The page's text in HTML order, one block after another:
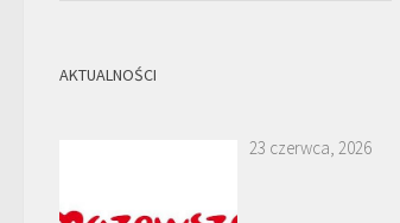
AKTUALNOŚCI
23 czerwca, 2026